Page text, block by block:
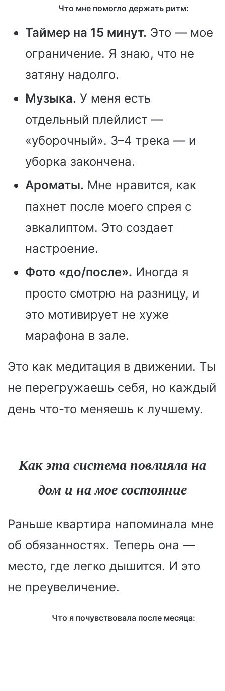
Что мне помогло держать ритм:
Таймер на 15 минут. Это — мое
ограничение. Я знаю, что не
затяну надолго.
Музыка. У меня есть
отдельный плейлист —
«уборочный». 3–4 трека — и
уборка закончена.
Ароматы. Мне нравится, как
пахнет после моего спрея с
эвкалиптом. Это создает
настроение.
Фото «до/после». Иногда я
просто смотрю на разницу, и
это мотивирует не хуже
марафона в зале.
Это как медитация в движении. Ты
не перегружаешь себя, но каждый
день что-то меняешь к лучшему.
Как эта система повлияла на
дом и на мое состояние
Раньше квартира напоминала мне
об обязанностях. Теперь она —
место, где легко дышится. И это
не преувеличение.
Что я почувствовала после месяца: